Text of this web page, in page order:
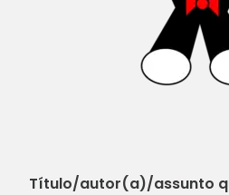
Título/autor(a)/assunto